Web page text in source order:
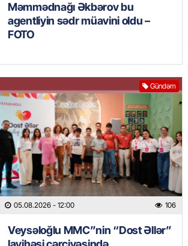
Məmmədnağı Əkbərov bu
agentliyin sədr müavini oldu –
FOTO
Gündəm
05.08.2026 - 12:00 106
Veysəloğlu MMC”nin “Dost Əllər”